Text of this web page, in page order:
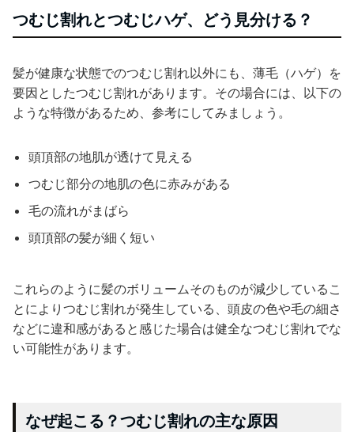
つむじ割れとつむじハゲ、どう見分ける？
髪が健康な状態でのつむじ割れ以外にも、薄毛（ハゲ）を
要因としたつむじ割れがあります。その場合には、以下の
ような特徴があるため、参考にしてみましょう。
頭頂部の地肌が透けて見える
つむじ部分の地肌の色に赤みがある
毛の流れがまばら
頭頂部の髪が細く短い
これらのように髪のボリュームそのものが減少しているこ
とによりつむじ割れが発生している、頭皮の色や毛の細さ
などに違和感があると感じた場合は健全なつむじ割れでな
い可能性があります。
なぜ起こる？つむじ割れの主な原因